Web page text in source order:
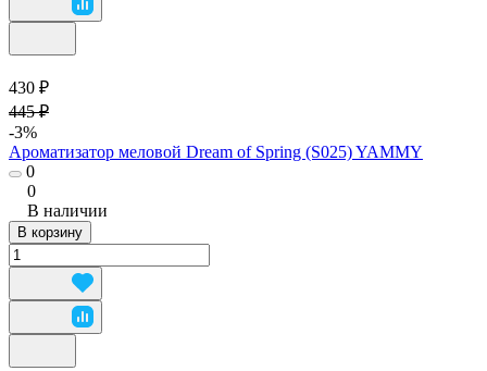
430 ₽
445 ₽
-3%
Ароматизатор меловой Dream of Spring (S025) YAMMY
0
0
В наличии
В корзину